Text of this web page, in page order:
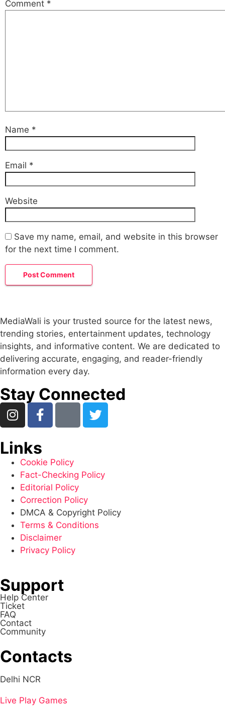
Comment *
Name *
Email *
Website
Save my name, email, and website in this browser
for the next time I comment.
MediaWali is your trusted source for the latest news,
trending stories, entertainment updates, technology
insights, and informative content. We are dedicated to
delivering accurate, engaging, and reader-friendly
information every day.
Stay Connected
Links
Cookie Policy
Fact-Checking Policy
Editorial Policy
Correction Policy
DMCA & Copyright Policy
Terms & Conditions
Disclaimer
Privacy Policy
Support
Help Center
Ticket
FAQ
Contact
Community
Contacts
Delhi NCR
Live Play Games